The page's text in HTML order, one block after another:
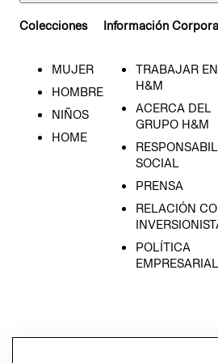
Colecciones
MUJER
HOMBRE
NIÑOS
HOME
Información
TRABAJAR EN
H&M
ACERCA DEL
GRUPO H&M
SOCIAL
PRENSA
RELACIÓN
POLÍTICA
EMPRESARIAL